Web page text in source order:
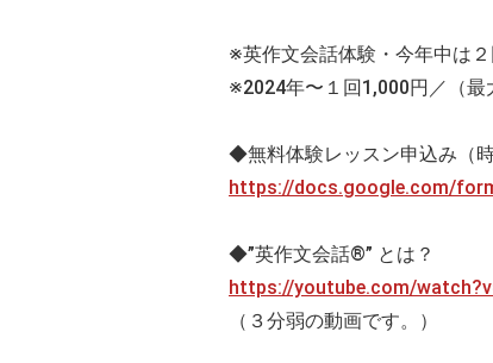
※英作文会話体験・今年中は
※2024年〜１回1,000円／（最
◆無料体験レッスン申込み（
https://docs.google.com/
◆”英作文会話®” とは？
https://youtube.com/
（３分弱の動画です。）